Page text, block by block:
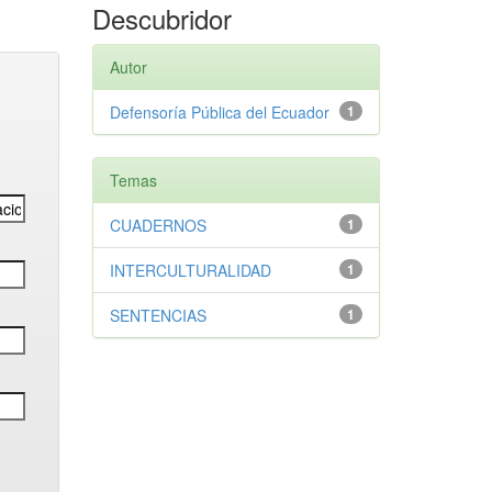
Descubridor
Autor
1
Defensoría Pública del Ecuador
Temas
1
CUADERNOS
1
INTERCULTURALIDAD
1
SENTENCIAS